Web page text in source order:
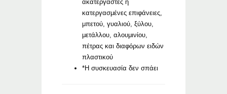
ακατέργαστες ή
κατεργασμένες επιφάνειες,
μπετού, γυαλιού, ξύλου,
μετάλλου, αλουμινίου,
πέτρας και διαφόρων ειδών
πλαστικού
*Η συσκευασία δεν σπάει